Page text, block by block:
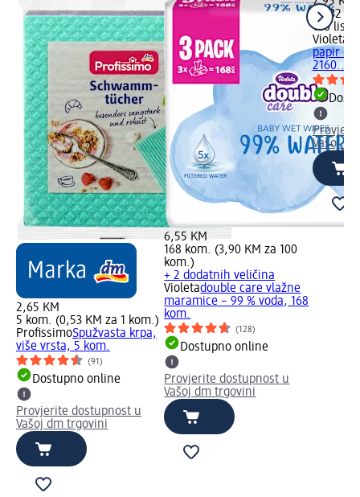
2,65 KM
5 kom. (0,53 KM za 1 kom.)
ProfissimoSpužvasta krpa,
više vrsta, 5 kom.
(91)
Dostupno online
Provjerite dostupnost u
Vašoj dm trgovini
6,55 KM
168 kom. (3,90 KM za 100
kom.)
+ 2 dodatnih veličina
Violetadouble care vlažne
maramice – 99 % voda, 168
kom.
(128)
Dostupno online
Provjerite dostupnost u
Vašoj dm trgovini
2.032
100
Violeta
papir
2160...,
Vašoj